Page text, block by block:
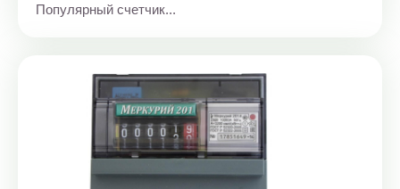
Популярный счетчик...